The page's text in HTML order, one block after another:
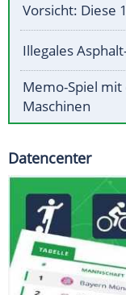
Vorsicht: Diese
Illegales
Memo-Spiel
Maschinen
Datencenter